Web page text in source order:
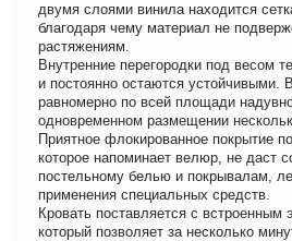
двумя слоями винила находится
благодаря чему материал не
растяжениям.
Внутренние перегородки под весом
и постоянно остаются устойчивыми.
равномерно по всей площади
одновременном размещении
Приятное флокированное покрытие
которое напоминает велюр, не даст
постельному белью и покрывалам,
применения специальных средств.
Кровать поставляется с встроенным
который позволяет за несколько